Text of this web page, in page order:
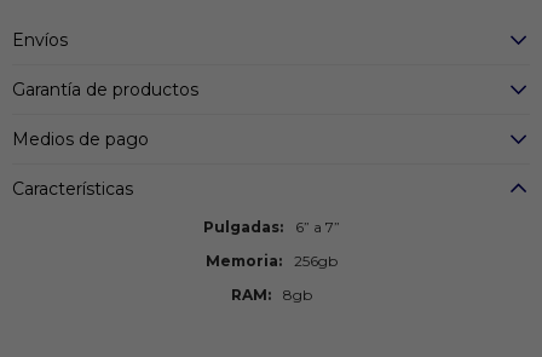
Envíos
Garantía de productos
Medios de pago
Características
Pulgadas
6” a 7”
Memoria
256gb
RAM
8gb